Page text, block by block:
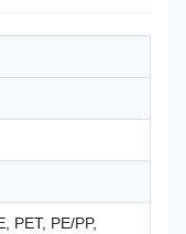
PET, PE/PP,